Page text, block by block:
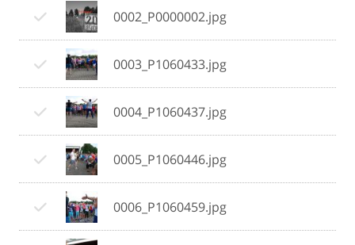
0002_P0000002.jpg
0003_P1060433.jpg
0004_P1060437.jpg
0005_P1060446.jpg
0006_P1060459.jpg